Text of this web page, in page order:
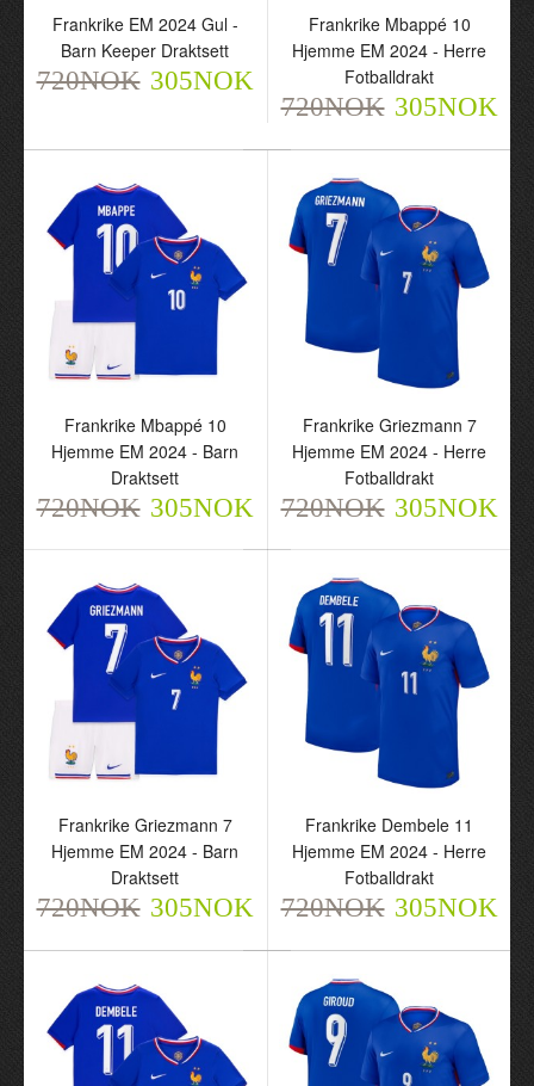
Frankrike EM 2024 Gul -
Barn Keeper Draktsett
720NOK 305NOK
Frankrike Mbappé 10
Hjemme EM 2024 - Herre
Fotballdrakt
720NOK 305NOK
Frankrike Mbappé 10
Hjemme EM 2024 - Barn
Draktsett
720NOK
Frankrike Griezmann 7
Hjemme EM 2024 - Herre
Fotballdrakt
720NOK
Frankrike Griezmann 7
Hjemme EM 2024 - Barn
Draktsett
720NOK 305NOK
Frankrike Dembele 11
Hjemme EM 2024 - Herre
Fotballdrakt
720NOK 305NOK
Frankrike EM 2024 Gul -
Barn Keeper Draktsett
720NOK 305NOK
Frankrike Mbappé 10
Hjemme EM 2024 - Herre
Fotballdrakt
720NOK 305NOK
Frankrike Mbappé 10
Hjemme EM 2024 - Barn
Draktsett
720NOK 305NOK
Frankrike Griezmann 7
Hjemme EM 2024 - Herre
Fotballdrakt
720NOK 305NOK
Frankrike Griezmann 7
Hjemme EM 2024 - Barn
Draktsett
720NOK 305NOK
Frankrike Dembele 11
Hjemme EM 2024 - Herre
Fotballdrakt
720NOK 305NOK